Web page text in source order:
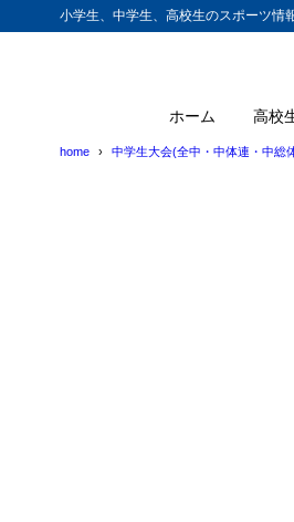
小学生、中学生、高校生のスポーツ情
ホーム 高校
home 中学生大会(全中・中体連・中総